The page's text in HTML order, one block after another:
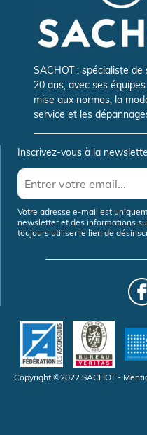
SACHOT : spécialiste de
20 ans, avec ses
mise aux normes, la
service et les
Inscrivez-vous à la
Votre adresse e-mail est
newsletter et des informations
toujours utiliser le lien de
Copyright ©2022 SACHOT -